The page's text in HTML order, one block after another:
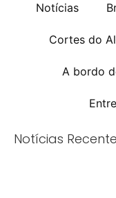
Notícias
Cortes do
A bordo
Notícias